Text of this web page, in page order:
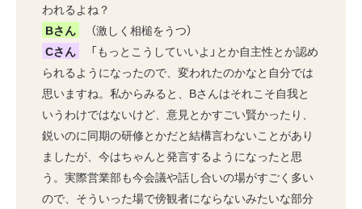
われるよね？
Bさん
（激しく相槌をうつ）
Cさん
「もっとこうしていいよ」とか自主性とか認め
られるようになったので、変われたのかなと自分では
思いますね。私からみると、Bさんはそれこそ自我と
いうわけではないけど、意見とかすごい賢かったり、
鋭いのに同期の研修とかだと結構言わないことがあり
ましたが、今はちゃんと発言するようになったと思
う。実際営業部も今会議や話し合いの場がすごく多い
ので、そういった場で傍観者にならないみたいな部分